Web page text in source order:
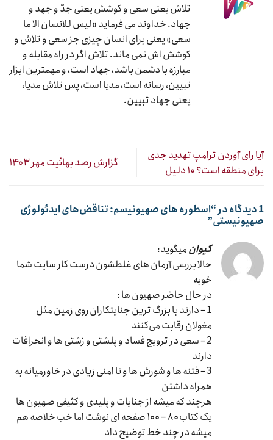
تلاش یعنی سعی و کوشش یعنی جدّ و جهد و
جهاد. خداوند می فرماید «لیس للانسان الا ما
سعی» یعنی برای انسان چیزی جز سعی و تلاش و
کوشش اش نمی ماند. تلاش اگر در راه مقابله و
مبارزه با دشمن باشد، جهاد است، و مهمترین ابزار
تبیین، رسانه است، مدیا است، پس تلاش مدیا،
یعنی جهاد تبیین.
آیا رای آوردن ترامپ تهدید جدی
برای منطقه است؟ ۱۰ دلیل
گزارش رصد بهائیت مهر ۱۴۰۳
1 دیدگاه در “ اسطوره های صهیونیسم: تناقض‌های ایدئولوژی
صهیونیستی”
کیوانمیگوید:
حالا بررسی آرمان های غلطشون درست کار سایت شما
خوبه
در حال حاضر صهیون ها :
1 – دارند با بزرگ ترین جنایتکاران روی زمین مثل
مغولان رقابت می‌کنند
2 – سعی در ترویج فساد و پلشتی و زشتی ها و انحرافات
دارند
3 – فتنه ها و شورش ها و نا امنی زیادی در خاورمیانه به
همراه داشتن
هرچند که میشه از جنایات و پلیدی و کثیفی صهیون ها
یک کتاب ۸۰ – ۱۰۰ صفحه ای نوشت اما خب خلاصه هم
میشه در چند خط توضیح داد